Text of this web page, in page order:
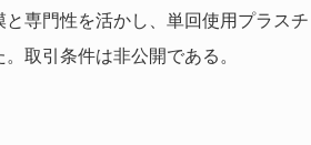
専門性を活かし、単回使用プラスチ
取引条件は非公開である。